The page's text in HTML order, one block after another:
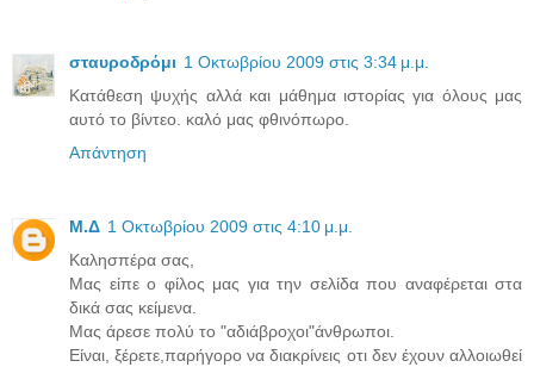
σταυροδρόμι 1 Οκτωβρίου 2009 στις 3:34 μ.μ.
Κατάθεση ψυχής αλλά και μάθημα ιστορίας για όλους μας
αυτό το βίντεο. καλό μας φθινόπωρο.
Απάντηση
Μ.Δ 1 Οκτωβρίου 2009 στις 4:10 μ.μ.
Καλησπέρα σας,
Μας είπε ο φίλος μας για την σελίδα που αναφέρεται στα
δικά σας κείμενα.
Μας άρεσε πολύ το "αδιάβροχοι"άνθρωποι.
Είναι, ξέρετε,παρήγορο να διακρίνεις οτι δεν έχουν αλλοιωθεί